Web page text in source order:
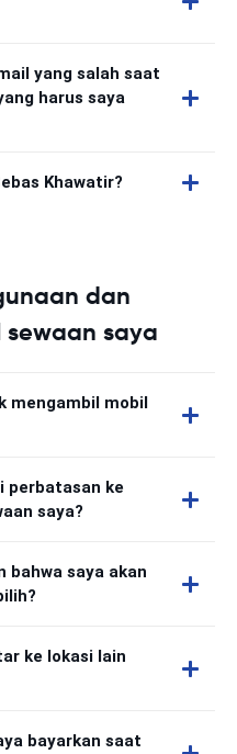
yang salah saat
harus saya
Khawatir?
dan
saya
mengambil mobil
perbatasan ke
saya?
bahwa saya akan
ke lokasi lain
bayarkan saat